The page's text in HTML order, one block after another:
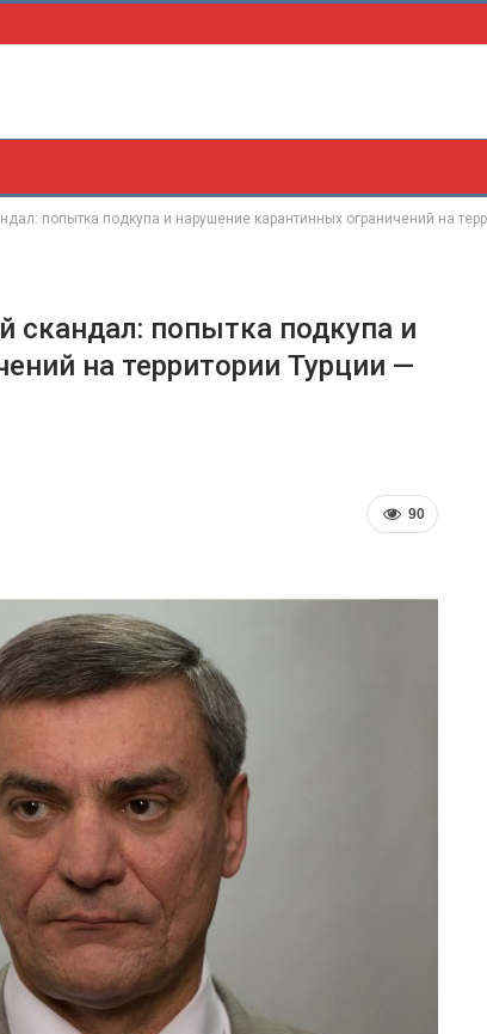
попытка подкупа и нарушение карантинных ограничений на
скандал: попытка подкупа и
на территории Турции —
90